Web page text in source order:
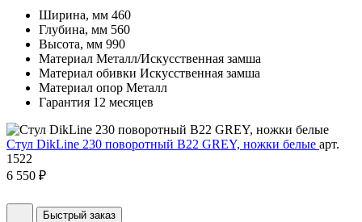
Ширина, мм 460
Глубина, мм 560
Высота, мм 990
Материал Металл/Искусственная замша
Материал обивки Искусственная замша
Материал опор Металл
Гарантия 12 месяцев
Стул DikLine 230 поворотный B22 GREY, ножки белые арт.
1522
6 550 ₽
Быстрый заказ